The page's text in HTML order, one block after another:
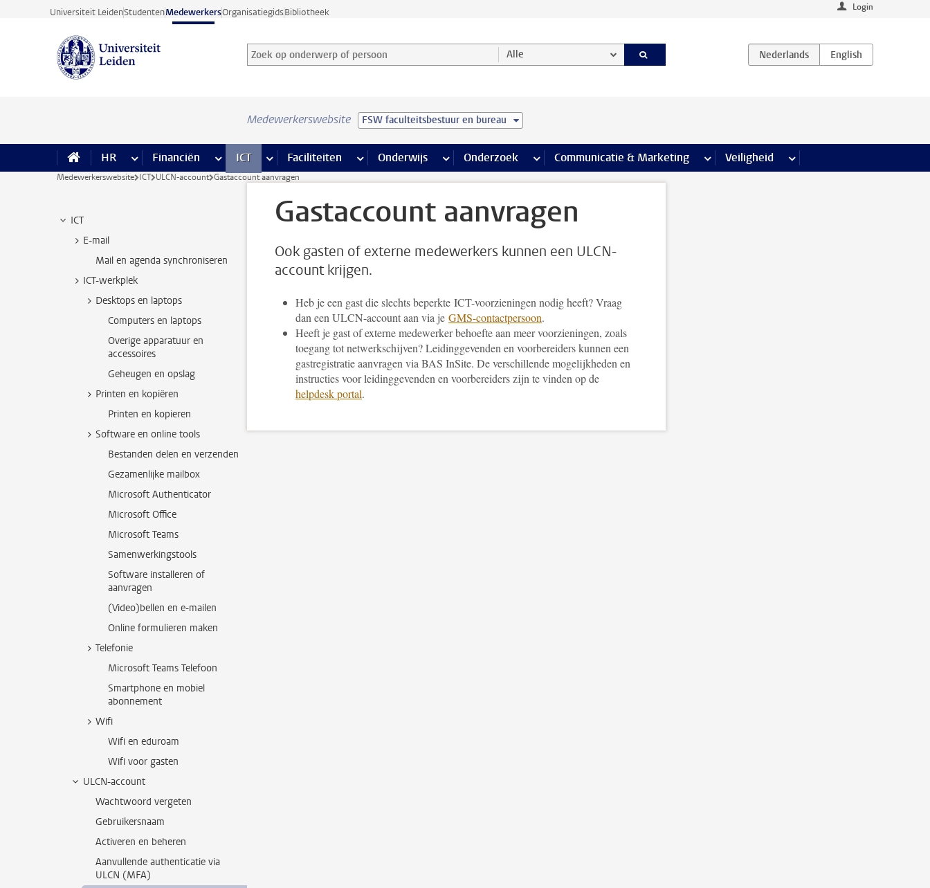
Ga direct naar de inhoud
Universiteit LeidenStudentenMedewerkersOrganisatiegidsBibliotheek Login
Zoek op onderwerp of persoon en selecteer categorie
Zoekterm Alle
Medewerkerswebsite FSW faculteitsbestuur en bureau
HR meer HR pagina’s
Financiën meer Financiën pagina’s
ICT meer ICT pagina’s
Faciliteiten meer Faciliteiten pagina’s
Onderwijs meer Onderwijs pagina’s
Onderzoek meer Onderzoek pagina’s
Communicatie & Marketing meer Communicatie & Marketing pagina’s
Veiligheid meer Veiligheid pagina’s
Medewerkerswebsite ICT ULCN-account Gastaccount aanvragen
ICT
E-mail
Mail en agenda synchroniseren
ICT-werkplek
Desktops en laptops
Computers en laptops
Overige apparatuur en
accessoires
Geheugen en opslag
Printen en kopiëren
Printen en kopieren
Software en online tools
Bestanden delen en verzenden
Gezamenlijke mailbox
Microsoft Authenticator
Microsoft Office
Microsoft Teams
Samenwerkingstools
Software installeren of
aanvragen
(Video)bellen en e-mailen
Online formulieren maken
Telefonie
Microsoft Teams Telefoon
Smartphone en mobiel
abonnement
Wifi
Wifi en eduroam
Wifi voor gasten
ULCN-account
Wachtwoord vergeten
Gebruikersnaam
Activeren en beheren
Aanvullende authenticatie via
ULCN (MFA)
Gastaccount aanvragen
Ook gasten of externe medewerkers kunnen een ULCN-
account krijgen.
Heb je een gast die slechts beperkte ICT-voorzieningen nodig heeft? Vraag
dan een ULCN-account aan via je GMS-contactpersoon.
Heeft je gast of externe medewerker behoefte aan meer voorzieningen, zoals
toegang tot netwerkschijven? Leidinggevenden en voorbereiders kunnen een
gastregistratie aanvragen via BAS InSite. De verschillende mogelijkheden en
instructies voor leidinggevenden en voorbereiders zijn te vinden op de
helpdesk portal.